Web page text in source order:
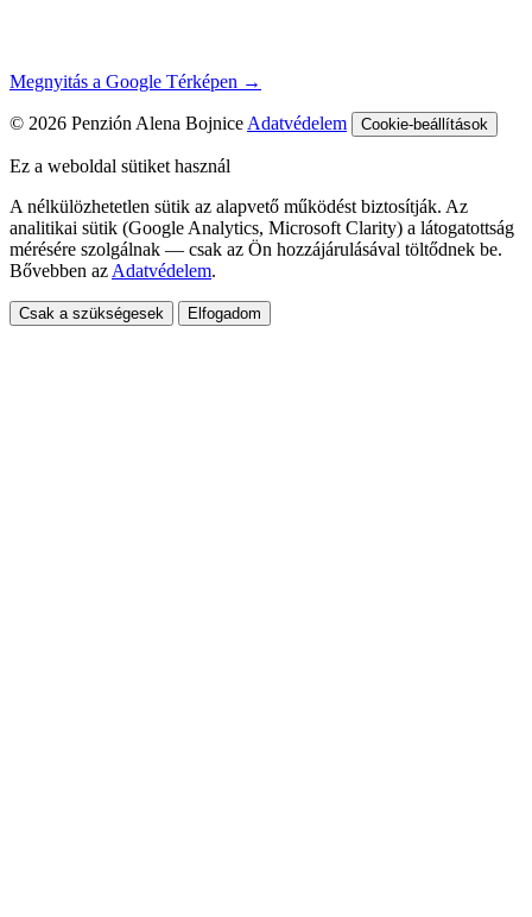
Megnyitás a Google Térképen →
© 2026 Penzión Alena Bojnice Adatvédelem Cookie-beállítások
Ez a weboldal sütiket használ
A nélkülözhetetlen sütik az alapvető működést biztosítják. Az
analitikai sütik (Google Analytics, Microsoft Clarity) a látogatottság
mérésére szolgálnak — csak az Ön hozzájárulásával töltődnek be.
Bővebben az Adatvédelem.
Csak a szükségesek Elfogadom